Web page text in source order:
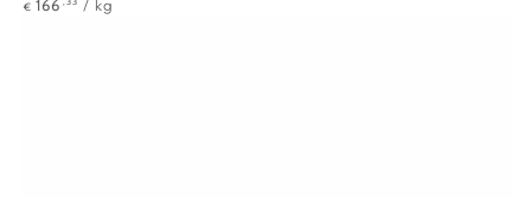
€ 166 / kg